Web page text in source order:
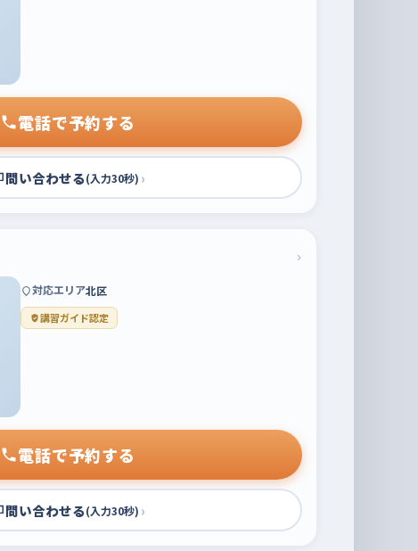
電話で予約する
問い合わせる(入力30秒) ›
›
対応エリア北区
講習ガイド認定
電話で予約する
問い合わせる(入力30秒) ›